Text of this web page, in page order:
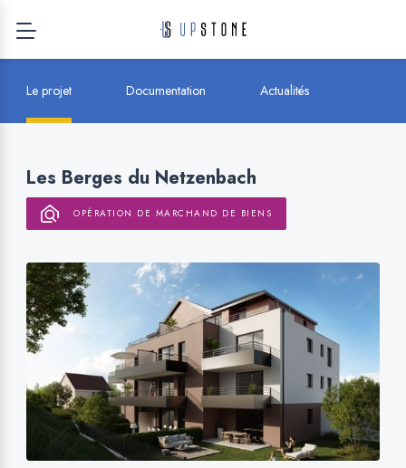
Les Berges du Netzenbach
OPÉRATION DE MARCHAND DE BIENS
Le projet Documentation Actualités